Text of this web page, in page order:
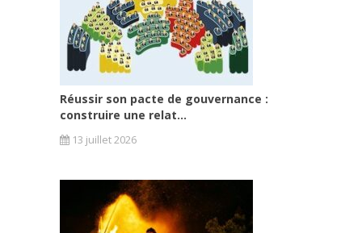
Réussir son pacte de gouvernance :
construire une relat...
13 juillet 2026